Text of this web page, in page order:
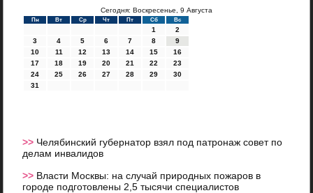
Сегодня: Воскресенье, 9 Августа
Пн Вт Ср Чт Пт Сб Вс
1
2
3
4 5 6 7 8
9
10
11 12 13 14 15
16
17
18 19 20 21 22
23
24
25 26 27 28 29
30
31
>> Челябинский губернатор взял под патронаж совет по
делам инвалидов
>> Власти Москвы: на случай природных пожаров в
городе подготовлены 2,5 тысячи специалистов